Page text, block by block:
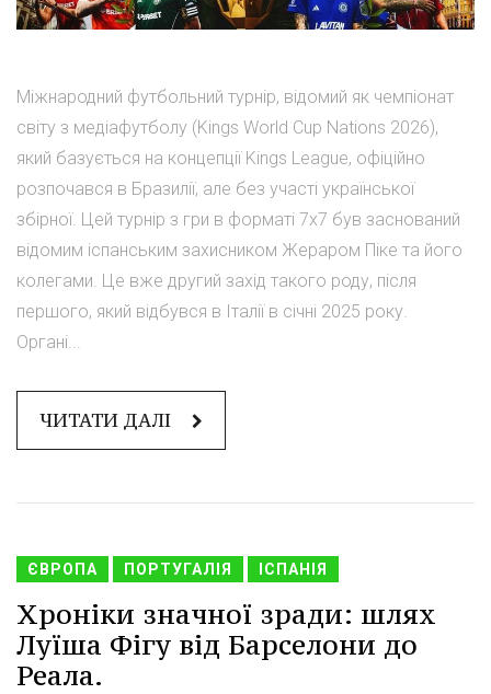
Міжнародний футбольний турнір, відомий як чемпіонат
світу з медіафутболу (Kings World Cup Nations 2026),
який базується на концепції Kings League, офіційно
розпочався в Бразилії, але без участі української
збірної. Цей турнір з гри в форматі 7x7 був заснований
відомим іспанським захисником Жераром Піке та його
колегами. Це вже другий захід такого роду, після
першого, який відбувся в Італії в січні 2025 року.
Органі...
ЧИТАТИ ДАЛІ
ЄВРОПА ПОРТУГАЛІЯ ІСПАНІЯ
Хроніки значної зради: шлях
Луїша Фігу від Барселони до
Реала.